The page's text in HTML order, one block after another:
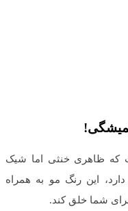
!
از جمله ترندهای 2025 است که ظاهری خنثی اما شیک
این رنگ مو به همراه
شما خلق کند.